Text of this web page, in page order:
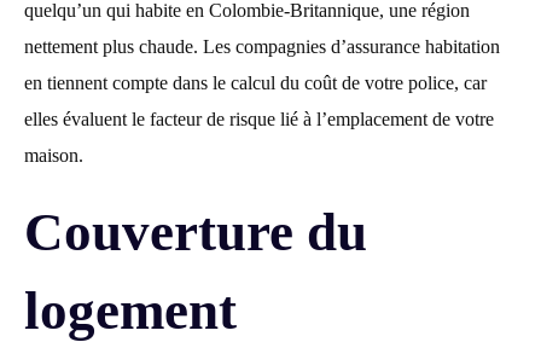
quelqu’un qui habite en Colombie-Britannique, une région
nettement plus chaude. Les compagnies d’assurance habitation
en tiennent compte dans le calcul du coût de votre police, car
elles évaluent le facteur de risque lié à l’emplacement de votre
maison.
Couverture du
logement